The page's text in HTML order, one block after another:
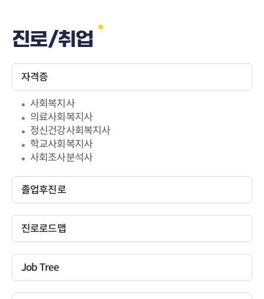
진로/취업
자격증
사회복지사
의료사회복지사
정신건강사회복지사
학교사회복지사
사회조사분석사
졸업후진로
진로로드맵
Job Tree